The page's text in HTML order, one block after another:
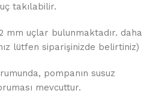
takılabilir.
mm uçlar bulunmaktadır. daha
lütfen siparişinizde belirtiniz)
pompanın susuz
mevcuttur.